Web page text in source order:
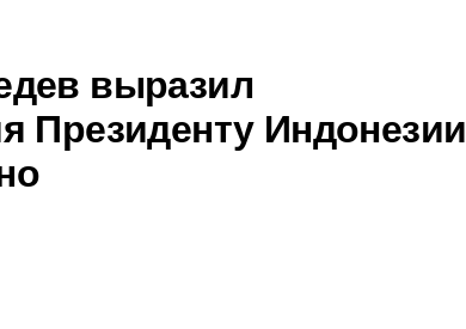
выразил
Президенту Индонезии